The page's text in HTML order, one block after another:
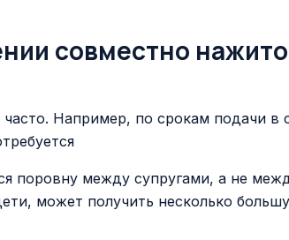
совместно
Например, по срокам подачи в
поровну между супругами, а не
может получить несколько